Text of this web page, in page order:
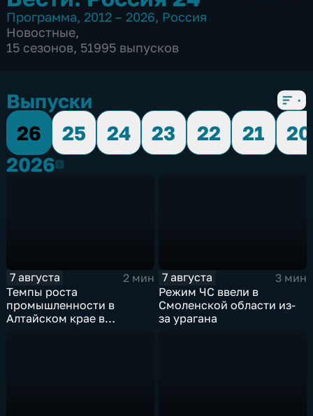
Программа, 2012 – 2026, Россия
Новостные,
15 сезонов, 51995 выпусков
Выпуски
26
25 24 23 22 21
20
20262026
7 августа
2 мин
Темпы роста
промышленности в
Алтайском крае в
7 августа
3 мин
Режим ЧС ввели в
Смоленской области из-
за урагана